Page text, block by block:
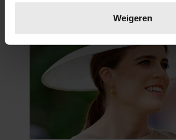
verwerkt en stel uw voorkeuren in het
intrekken in de Cookieverklaring.
We gebruiken cookies om content en
personaliseren, om functies voor
en om ons websiteverkeer te
informatie over uw gebruik van onze
partners voor social media, adverteren
Weigeren